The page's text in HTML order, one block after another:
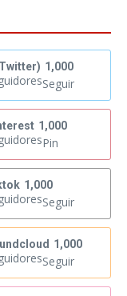
1,000
Seguir
1,000
Pin
1,000
Seguir
1,000
Seguir